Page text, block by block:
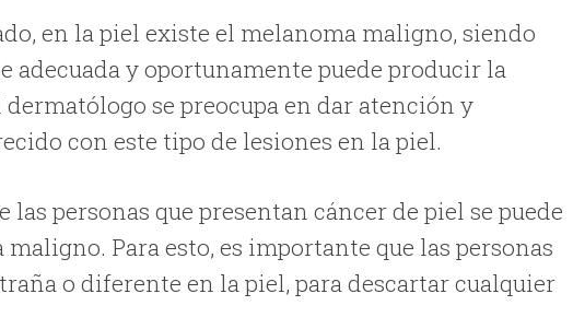
en la piel existe el melanoma maligno, siendo
adecuada y oportunamente puede producir la
dermatólogo se preocupa en dar atención y
con este tipo de lesiones en la piel.
las personas que presentan cáncer de piel se puede
Para esto, es importante que las personas
o diferente en la piel, para descartar cualquier